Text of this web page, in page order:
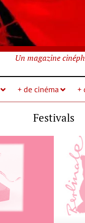
Un magazine
+ de cinéma +
Festivals